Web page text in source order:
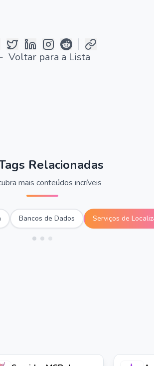
Voltar para a Lista
Relacionadas
mais conteúdos incríveis
Bancos de Dados Serviços de